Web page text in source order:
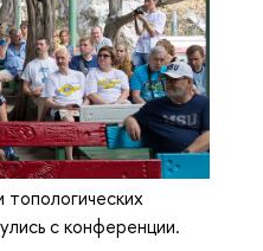
с конференции.